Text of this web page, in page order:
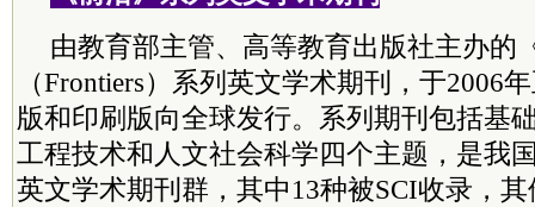
由教育部主管、高等教育出版社主办的
（Frontiers）系列英文学术期刊，于2006
版和印刷版向全球发行。系列期刊包括基
工程技术和人文社会科学四个主题，是我
英文学术期刊群，其中13种被SCI收录，